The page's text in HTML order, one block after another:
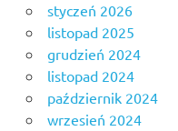
styczeń 2026
listopad 2025
grudzień 2024
listopad 2024
październik 2024
wrzesień 2024